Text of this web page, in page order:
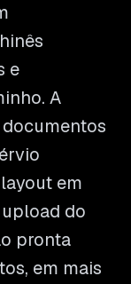
e
A
em
upload do
pronta
em mais